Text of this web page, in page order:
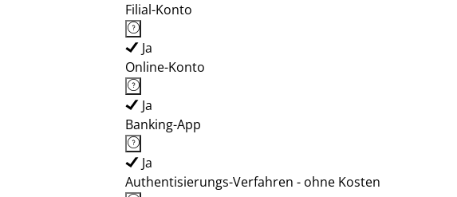
Filial-Konto
Ja
Online-Konto
Ja
Banking-App
Ja
Authentisierungs-Verfahren - ohne Kosten